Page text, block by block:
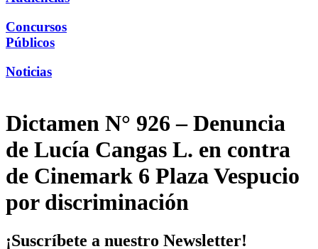
Concursos
Públicos
Noticias
Dictamen N° 926 – Denuncia
de Lucía Cangas L. en contra
de Cinemark 6 Plaza Vespucio
por discriminación
¡Suscríbete a nuestro Newsletter!